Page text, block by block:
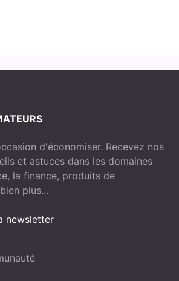
d'économiser. Recevez nos
et astuces dans les domaines
la finance, produits de
plus...
newsletter